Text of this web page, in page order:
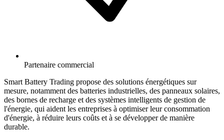
Partenaire commercial
Smart Battery Trading propose des solutions énergétiques sur
mesure, notamment des batteries industrielles, des panneaux solaires,
des bornes de recharge et des systèmes intelligents de gestion de
l'énergie, qui aident les entreprises à optimiser leur consommation
d'énergie, à réduire leurs coûts et à se développer de manière
durable.